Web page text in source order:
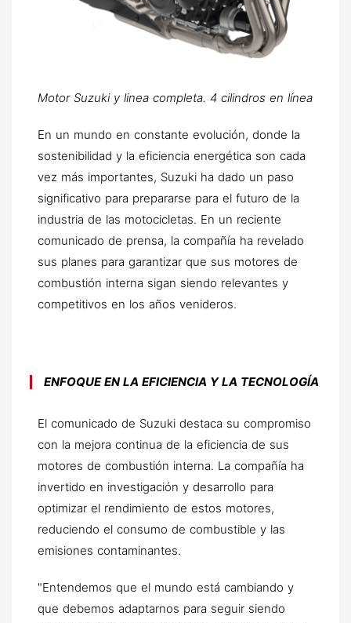
Motor Suzuki y linea completa. 4 cilindros en línea
En un mundo en constante evolución, donde la
sostenibilidad y la eficiencia energética son cada
vez más importantes, Suzuki ha dado un paso
significativo para prepararse para el futuro de la
industria de las motocicletas. En un reciente
comunicado de prensa, la compañía ha revelado
sus planes para garantizar que sus motores de
combustión interna sigan siendo relevantes y
competitivos en los años venideros.
ENFOQUE EN LA EFICIENCIA Y LA TECNOLOGÍA
El comunicado de Suzuki destaca su compromiso
con la mejora continua de la eficiencia de sus
motores de combustión interna. La compañía ha
invertido en investigación y desarrollo para
optimizar el rendimiento de estos motores,
reduciendo el consumo de combustible y las
emisiones contaminantes.
"Entendemos que el mundo está cambiando y
que debemos adaptarnos para seguir siendo